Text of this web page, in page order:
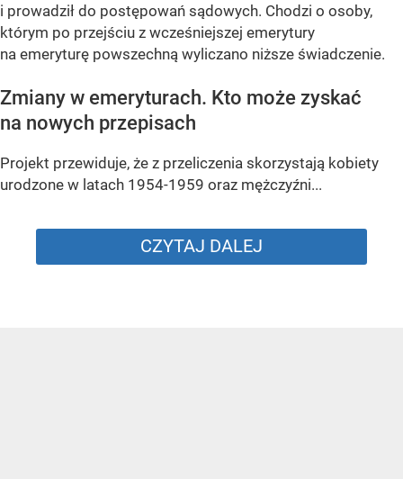
i prowadził do postępowań sądowych. Chodzi o osoby,
którym po przejściu z wcześniejszej emerytury
na emeryturę powszechną wyliczano niższe świadczenie.
Zmiany w emeryturach. Kto może zyskać
na nowych przepisach
Projekt przewiduje, że z przeliczenia skorzystają kobiety
urodzone w latach 1954-1959 oraz mężczyźni...
CZYTAJ DALEJ